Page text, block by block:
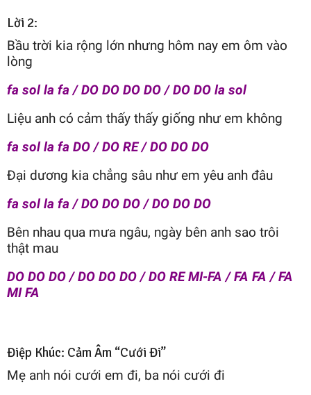
Lời 2:
Bầu trời kia rộng lớn nhưng hôm nay em ôm vào
lòng
fa sol la fa / DO DO DO DO / DO DO la sol
Liệu anh có cảm thấy thấy giống như em không
fa sol la fa DO / DO RE / DO DO DO
Đại dương kia chẳng sâu như em yêu anh đâu
fa sol la fa / DO DO DO / DO DO DO
Bên nhau qua mưa ngâu, ngày bên anh sao trôi
thật mau
DO DO DO / DO DO DO / DO RE MI-FA / FA FA / FA
MI FA
Điệp Khúc: Cảm Âm “Cưới Đi”
Mẹ anh nói cưới em đi, ba nói cưới đi